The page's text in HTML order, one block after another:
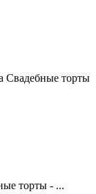
Свадебные торты
торты - ...